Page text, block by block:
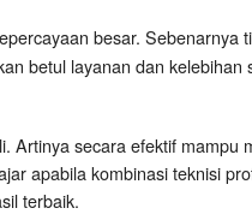
besar. Sebenarnya
betul layanan dan
secara efektif mampu
apabila kombinasi teknisi
terbaik.